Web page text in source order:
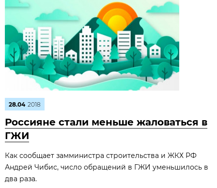
28.04 2018
Россияне стали меньше жаловаться в
ГЖИ
Как сообщает замминистра строительства и ЖКХ РФ
Андрей Чибис, число обращений в ГЖИ уменьшилось в
два раза.